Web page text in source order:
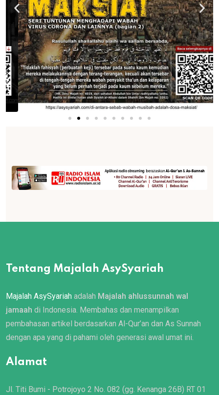
Tentang Majalah AsySyariah
Majalah AsySyariah adalah Majalah ahlussunnah wal
jamaah di Indonesia. Membahas dan menampilkan
pembahasan artikel berdasarkan Al-Qur’an dan As Sunnah
dengan apa yang di pahami oleh generasi awal umat ini.
Alamat
Jl. Titi Bumi - Potrojoyo 2 No. 082 (gg. Kenanga 26B) RT 01